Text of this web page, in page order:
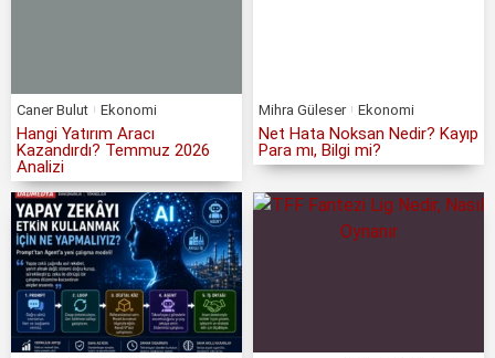
Caner Bulut Ekonomi
Hangi Yatırım Aracı
Kazandırdı? Temmuz 2026
Analizi
Mihra Güleser Ekonomi
Net Hata Noksan Nedir? Kayıp
Para mı, Bilgi mi?